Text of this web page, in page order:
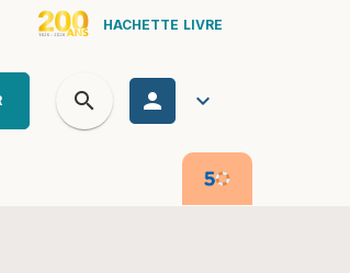
HACHETTE LIVRE
search personn keyboard_arrow_down
search